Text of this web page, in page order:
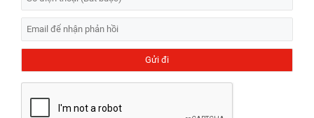
đòi hỏi sự phức tạp hơn. Chi phí thay màn hình và mặt kính lại có sự
chênh lệch không nhỏ, vậy nên người dùng cần xác định rõ phần linh
kiện cần thay thế.
Hiện nay có nhiều địa chỉsửa chữa điện thoại Asus ROG
mới là điều cần thiết nhưng người dùng nên đến trung tâm